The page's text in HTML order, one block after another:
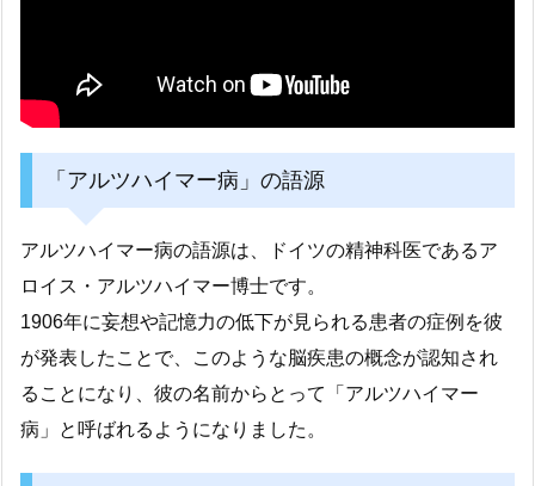
「アルツハイマー病」の語源
アルツハイマー病の語源は、ドイツの精神科医であるア
ロイス・アルツハイマー博士です。
1906年に妄想や記憶力の低下が見られる患者の症例を彼
が発表したことで、このような脳疾患の概念が認知され
ることになり、彼の名前からとって「アルツハイマー
病」と呼ばれるようになりました。